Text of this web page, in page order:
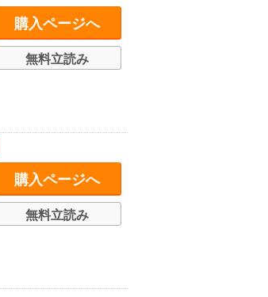
/ 秋じたく
購入ページへ
無料立読み
恋煩シビト
購入ページへ
無料立読み